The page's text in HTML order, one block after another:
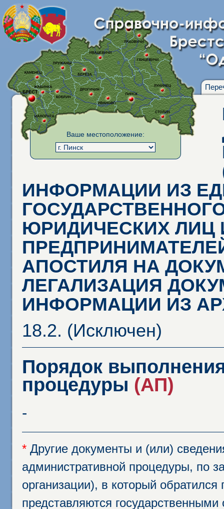
Ваше местоположение:
ИНФОРМАЦИИ ИЗ
ЮРИДИЧЕСКИХ ЛИЦ
АПОСТИЛЯ НА
ЛЕГАЛИЗАЦИЯ
ИНФОРМАЦИИ ИЗ
18.2. (Исключен)
Порядок
процедуры (АП)
-
* Другие документы и (или)
административной процедуры, по
организации), в который
представляются